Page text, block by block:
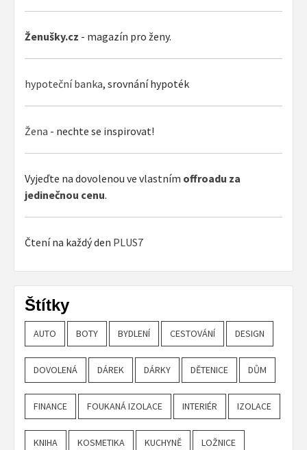
Ženušky.cz - magazín pro ženy.
hypoteční banka, srovnání hypoték
Žena - nechte se inspirovat!
Vyjeďte na dovolenou ve vlastním offroadu za
jedinečnou cenu.
Čtení na každý den PLUS7
Štítky
AUTO BOTY BYDLENÍ CESTOVÁNÍ DESIGN
DOVOLENÁ DÁREK DÁRKY DĚTENICE DŮM
FINANCE FOUKANÁ IZOLACE INTERIÉR IZOLACE
KNIHA KOSMETIKA KUCHYNĚ LOŽNICE